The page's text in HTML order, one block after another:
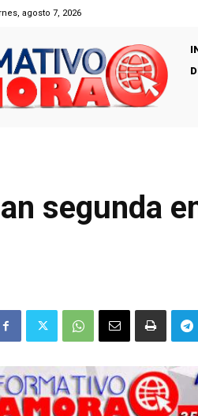
agosto 7, 2026
segunda